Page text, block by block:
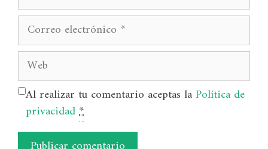
Correo
electrónico
Web
Al realizar tu comentario aceptas laPolítica de
privacidad*